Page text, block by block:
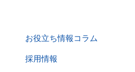
お役立ち情報コラム
採用情報